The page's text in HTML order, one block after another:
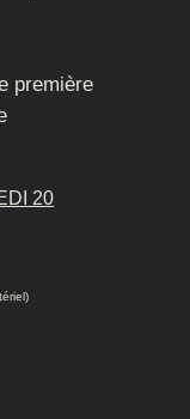
première
20